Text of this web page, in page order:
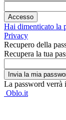
Hai dimenticato la
Privacy
Recupero della
Recupera la tua
La password verrà
Oblo.it